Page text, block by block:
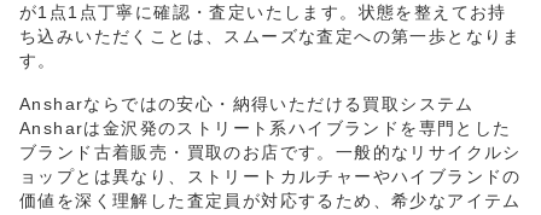
が1点1点丁寧に確認・査定いたします。状態を整えてお持
ち込みいただくことは、スムーズな査定への第一歩となりま
す。
Ansharならではの安心・納得いただける買取システム
Ansharは金沢発のストリート系ハイブランドを専門とした
ブランド古着販売・買取のお店です。一般的なリサイクルシ
ョップとは異なり、ストリートカルチャーやハイブランドの
価値を深く理解した査定員が対応するため、希少なアイテム